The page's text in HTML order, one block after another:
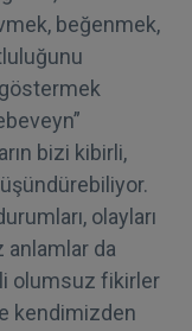
beğenmek,
bizi kibirli,
olayları
da
olumsuz fikirler
kendimizden